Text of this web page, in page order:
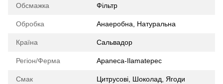
Обсмажка Фільтр
Обробка Анаеробна Натуральна
Країна Сальвадор
Регіон/Ферма Apaneca-Ilamatepec
Смак Цитрусові Шоколад Ягоди